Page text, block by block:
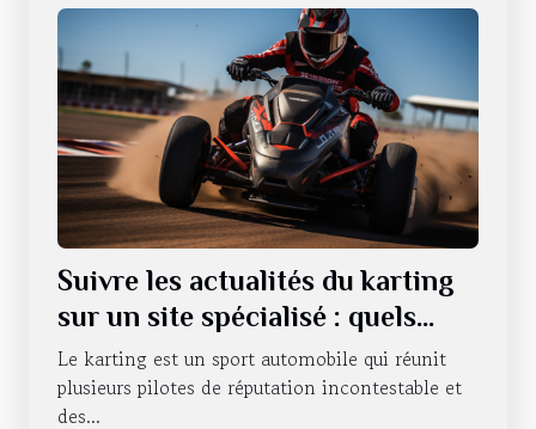
Suivre les actualités du karting
sur un site spécialisé : quels
sont les avantages qui en
découlent ?
Le karting est un sport automobile qui réunit
plusieurs pilotes de réputation incontestable et
des...